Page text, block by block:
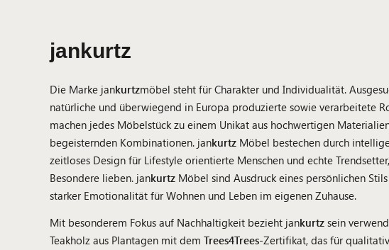
jankurtz
Die Marke jankurtzmöbel steht für Charakter und Individualität.
natürliche und überwiegend in Europa produzierte sowie verarbeitete
machen jedes Möbelstück zu einem Unikat aus hochwertigen
begeisternden Kombinationen. jankurtz Möbel bestechen durch
zeitloses Design für Lifestyle orientierte Menschen und echte
Besondere lieben. jankurtz Möbel sind Ausdruck eines persönlichen
starker Emotionalität für Wohnen und Leben im eigenen Zuhause.
Mit besonderem Fokus auf Nachhaltigkeit bezieht jankurtz sein
Teakholz aus Plantagen mit dem Trees4Trees-Zertifikat, das für qualitativ